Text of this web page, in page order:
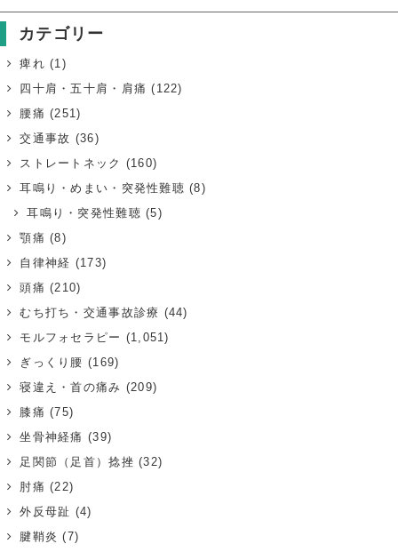
カテゴリー
痺れ (1)
四十肩・五十肩・肩痛 (122)
腰痛 (251)
交通事故 (36)
ストレートネック (160)
耳鳴り・めまい・突発性難聴 (8)
耳鳴り・突発性難聴 (5)
顎痛 (8)
自律神経 (173)
頭痛 (210)
むち打ち・交通事故診療 (44)
モルフォセラピー (1,051)
ぎっくり腰 (169)
寝違え・首の痛み (209)
膝痛 (75)
坐骨神経痛 (39)
足関節（足首）捻挫 (32)
肘痛 (22)
外反母趾 (4)
腱鞘炎 (7)